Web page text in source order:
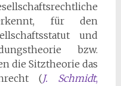
für den
und
bzw.
die Sitztheorie das
(J. Schmidt,